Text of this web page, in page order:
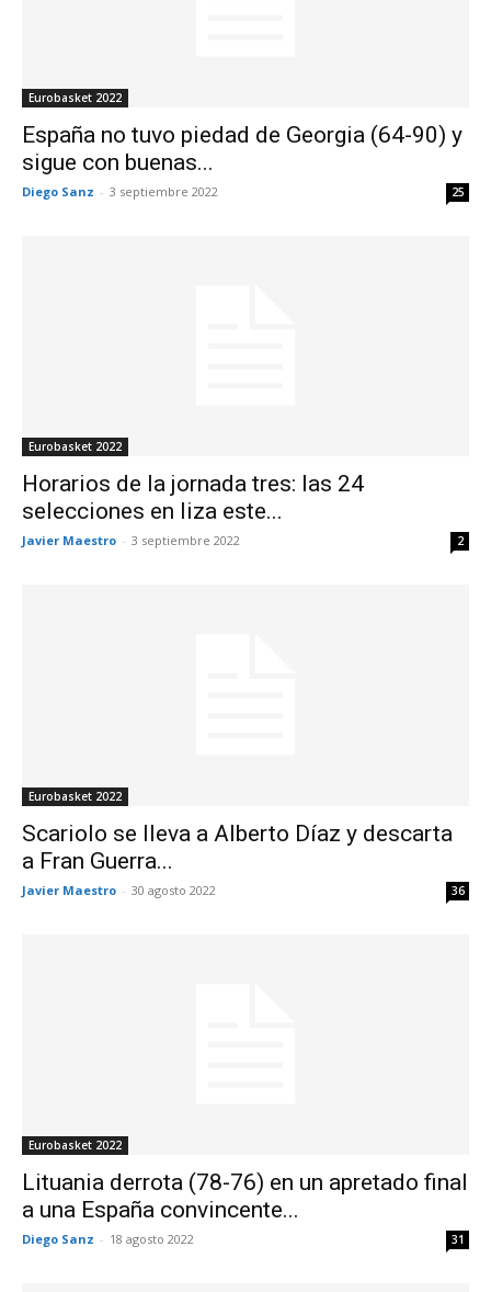
Eurobasket 2022
España no tuvo piedad de Georgia (64-90) y
sigue con buenas...
Diego Sanz - 3 septiembre 2022 25
Eurobasket 2022
Horarios de la jornada tres: las 24
selecciones en liza este...
Javier Maestro - 3 septiembre 2022 2
Eurobasket 2022
Scariolo se lleva a Alberto Díaz y descarta
a Fran Guerra...
Javier Maestro - 30 agosto 2022 36
Eurobasket 2022
Lituania derrota (78-76) en un apretado final
a una España convincente...
Diego Sanz - 18 agosto 2022 31